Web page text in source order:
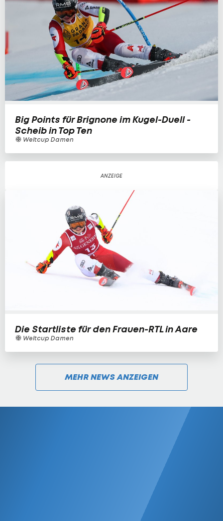
Big Points für Brignone im Kugel-Duell -
Scheib in Top Ten
Weltcup Damen
Die Startliste für den Frauen-RTL in Aare
Weltcup Damen
MEHR NEWS ANZEIGEN